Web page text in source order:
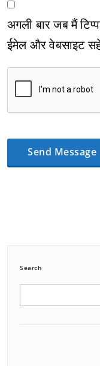
अगली बार जब मैं
ईमेल और वेबसाइट
Search
Search